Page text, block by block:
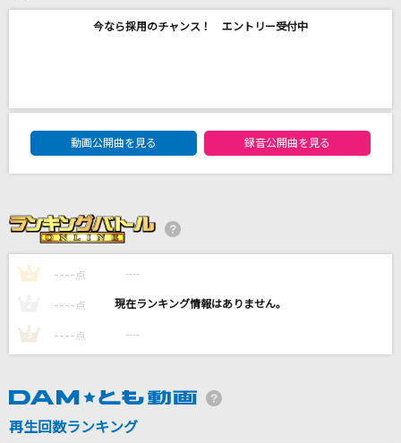
Resplandor
ラックライフ
スターライトパレード
SEKAI NO OWARI(世界の終わり)
残機
DECO*27
今なら採用のチャンス！ エントリー受付中
DAM★ともボーカルエントリーランキング
動画公開曲を見る
録音公開曲を見る
1 ---- 点 ----
---- 点 ----
3 ---- 点 ----
再生回数ランキング